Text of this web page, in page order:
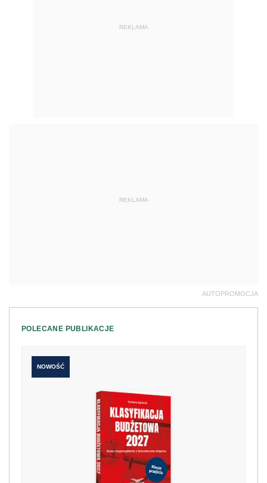
REKLAMA
REKLAMA
AUTOPROMOCJA
POLECANE PUBLIKACJE
NOWOŚĆ